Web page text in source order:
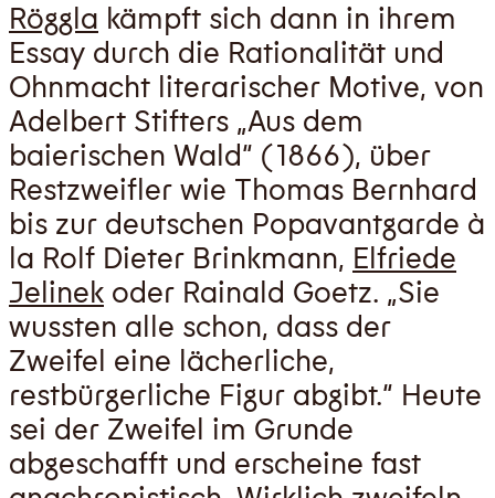
Röggla kämpft sich dann in ihrem
Essay durch die Rationalität und
Ohnmacht literarischer Motive, von
Adelbert Stifters „Aus dem
baierischen Wald“ (1866), über
Restzweifler wie Thomas Bernhard
bis zur deutschen Popavantgarde à
la Rolf Dieter Brinkmann, Elfriede
Jelinek oder Rainald Goetz. „Sie
wussten alle schon, dass der
Zweifel eine lächerliche,
restbürgerliche Figur abgibt.“ Heute
sei der Zweifel im Grunde
abgeschafft und erscheine fast